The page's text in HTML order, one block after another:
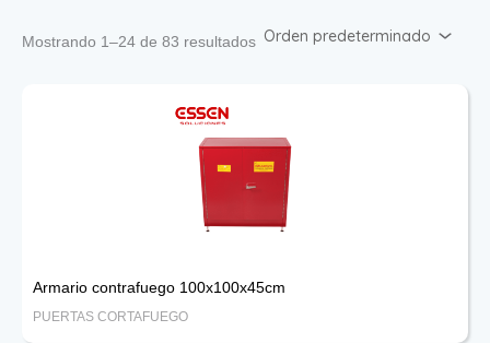
Mostrando 1–24 de 83 resultados
Armario contrafuego 100x100x45cm
PUERTAS CORTAFUEGO